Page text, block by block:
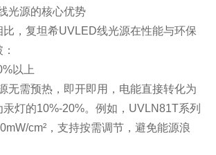
光源的核心优势
复坦希UVLED线光源在性能与环保
以上
需预热，即开即用，电能直接转化为
灯的10%-20%。例如，UVLN81T系列
cm²，支持按需调节，避免能源浪